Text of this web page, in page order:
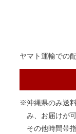
ヤマト運輸での
※沖縄県のみ送
み、お届けが
その他時間帯